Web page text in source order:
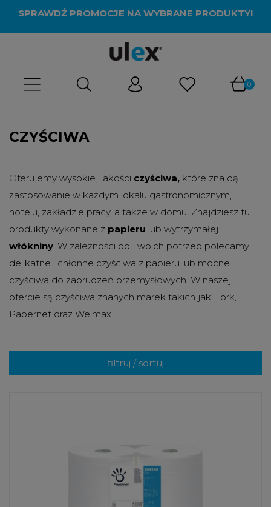
SPRAWDŹ PROMOCJE NA WYBRANE PRODUKTY!
CZYŚCIWA
Oferujemy wysokiej jakości czyściwa, które znajdą
zastosowanie w każdym lokalu gastronomicznym,
hotelu, zakładzie pracy, a także w domu. Znajdziesz tu
produkty wykonane z papieru lub wytrzymałej
włókniny. W zależności od Twoich potrzeb polecamy
delikatne i chłonne czyściwa z papieru lub mocne
czyściwa do zabrudzeń przemysłowych. W naszej
ofercie są czyściwa znanych marek takich jak: Tork,
Papernet oraz Welmax.
filtruj / sortuj